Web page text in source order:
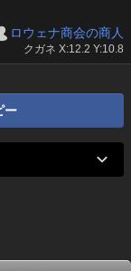
ロウェナ商会の商人
クガネ X:12.2 Y:10.8
ー